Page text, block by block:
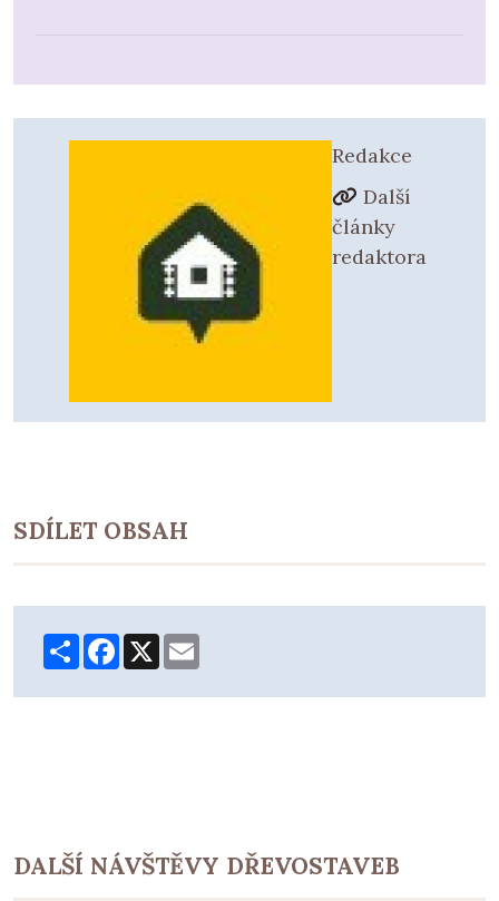
Redakce
Další
články
redaktora
SDÍLET OBSAH
ShareFacebook
X
DALŠÍ NÁVŠTĚVY DŘEVOSTAVEB